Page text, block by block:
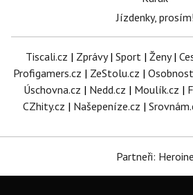
Jízdenky, prosím!
Tiscali.cz | Zprávy| Sport | Ženy|
Profigamers.cz | ZeStolu.cz |
Úschovna.cz | Nedd.cz | Moulík.cz |
CZhity.cz | Našepeníze.cz |
Partneři: Heroine